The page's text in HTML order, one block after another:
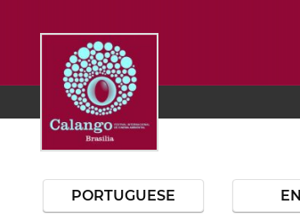
PORTUGUESE